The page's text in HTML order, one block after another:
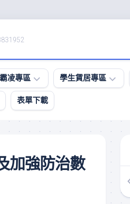
凌專區 學生賃居專區
居
住
表單下載
加強防治數